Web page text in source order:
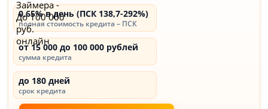
0,65% в день (ПСК 138,7-292%)
полная стоимость кредита – ПСК
от 15 000 до 100 000 рублей
сумма кредита
до 180 дней
срок кредита